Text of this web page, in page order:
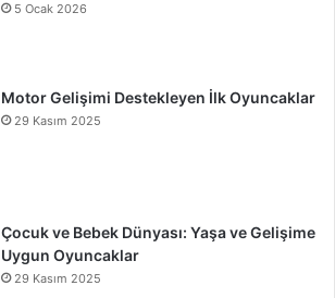
5 Ocak 2026
Motor Gelişimi Destekleyen İlk Oyuncaklar
29 Kasım 2025
Çocuk ve Bebek Dünyası: Yaşa ve Gelişime
Uygun Oyuncaklar
29 Kasım 2025